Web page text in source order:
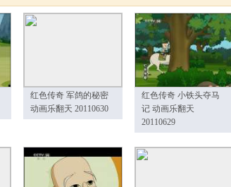
红色传奇 军鸽的秘密
动画乐翻天 20110630
红色传奇 小铁头夺马
记 动画乐翻天
20110629